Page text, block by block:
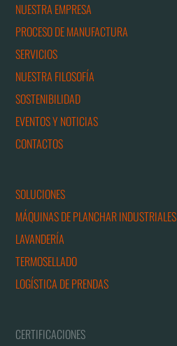
NUESTRA EMPRESA
PROCESO DE MANUFACTURA
SERVICIOS
NUESTRA FILOSOFÍA
SOSTENIBILIDAD
EVENTOS Y NOTICIAS
CONTACTOS
SOLUCIONES
MÁQUINAS DE PLANCHAR INDUSTRIALES
LAVANDERÍA
TERMOSELLADO
LOGÍSTICA DE PRENDAS
CERTIFICACIONES